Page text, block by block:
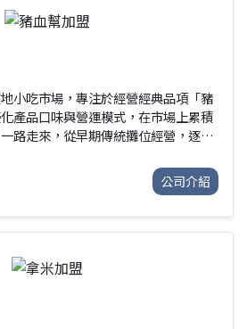
小吃市場，專注於經營經典品項「豬
產品口味與營運模式，在市場上累積
路走來，從早期傳統攤位經營，逐步
、製作流程、出餐效率與現場銷售，
品質與穩定表現。在長期營運經驗累
應力與競爭優勢。總部目前已整合供
建議，讓創業者在進入市場時，能有
來品牌將持續穩健展店，強化據點密
公司介紹